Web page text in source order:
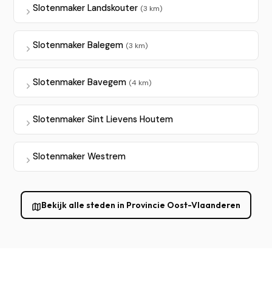
Slotenmaker Landskouter (3 km)
Slotenmaker Balegem (3 km)
Slotenmaker Bavegem (4 km)
Slotenmaker Sint Lievens Houtem
Slotenmaker Westrem
Bekijk alle steden in Provincie Oost-Vlaanderen